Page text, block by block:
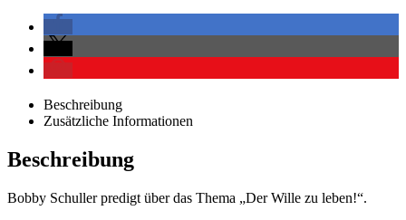
Beschreibung
Zusätzliche Informationen
Beschreibung
Bobby Schuller predigt über das Thema „Der Wille zu leben!“.